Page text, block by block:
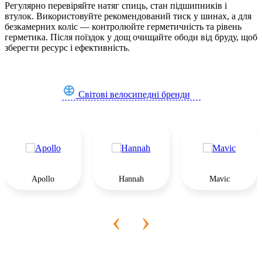
Регулярно перевіряйте натяг спиць, стан підшипників і
втулок. Використовуйте рекомендований тиск у шинах, а для
безкамерних коліс — контролюйте герметичність та рівень
герметика. Після поїздок у дощ очищайте ободи від бруду, щоб
зберегти ресурс і ефективність.
Світові велосипедні бренди
Apollo Hannah Mavic
‹ ›